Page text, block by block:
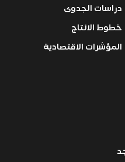
دراسات الجدوى
خطوط الانتاج
المؤشرات الاقتصادية